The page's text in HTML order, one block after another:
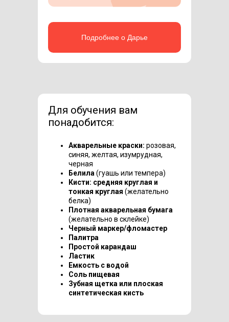
Подробнее о Дарье
Для обучения вам
понадобится:
Акварельные краски: розовая,
синяя, желтая, изумрудная,
черная
Белила(гуашь или темпера)
Кисти: средняя круглая и
тонкая круглая (желательно
белка)
Плотная акварельная бумага
(желательно в склейке)
Черный маркер/фломастер
Палитра
Простой карандаш
Ластик
Емкость с водой
Соль пищевая
Зубная щетка или плоская
синтетическая кисть